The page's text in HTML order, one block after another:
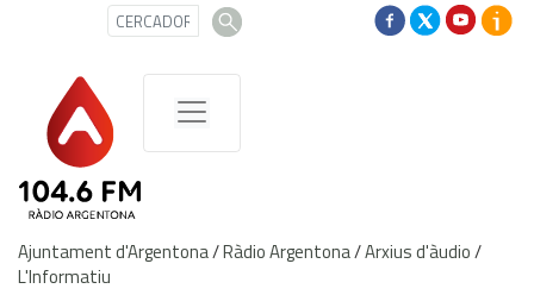
Ajuntament d'Argentona/Ràdio Argentona/Arxius d'àudio/
L'Informatiu